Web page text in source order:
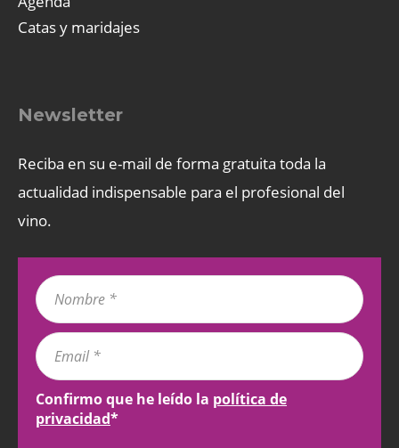
Catas y maridajes
Newsletter
Reciba en su e-mail de forma gratuita toda la
actualidad indispensable para el profesional del
vino.
Confirmo que he leído la política de
privacidad*